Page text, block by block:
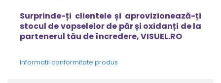
Surprinde-ți clientele și aprovizionează-ți
stocul de vopselelor de păr și oxidanți de la
partenerul tău de încredere, VISUEL.RO
Informatii conformitate produs